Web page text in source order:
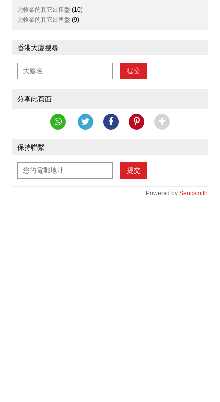
此物業的其它出租盤 (10)
此物業的其它出售盤 (9)
香港大廈搜尋
提交
分享此頁面
保持聯繫
提交
Powered by Sendsmith